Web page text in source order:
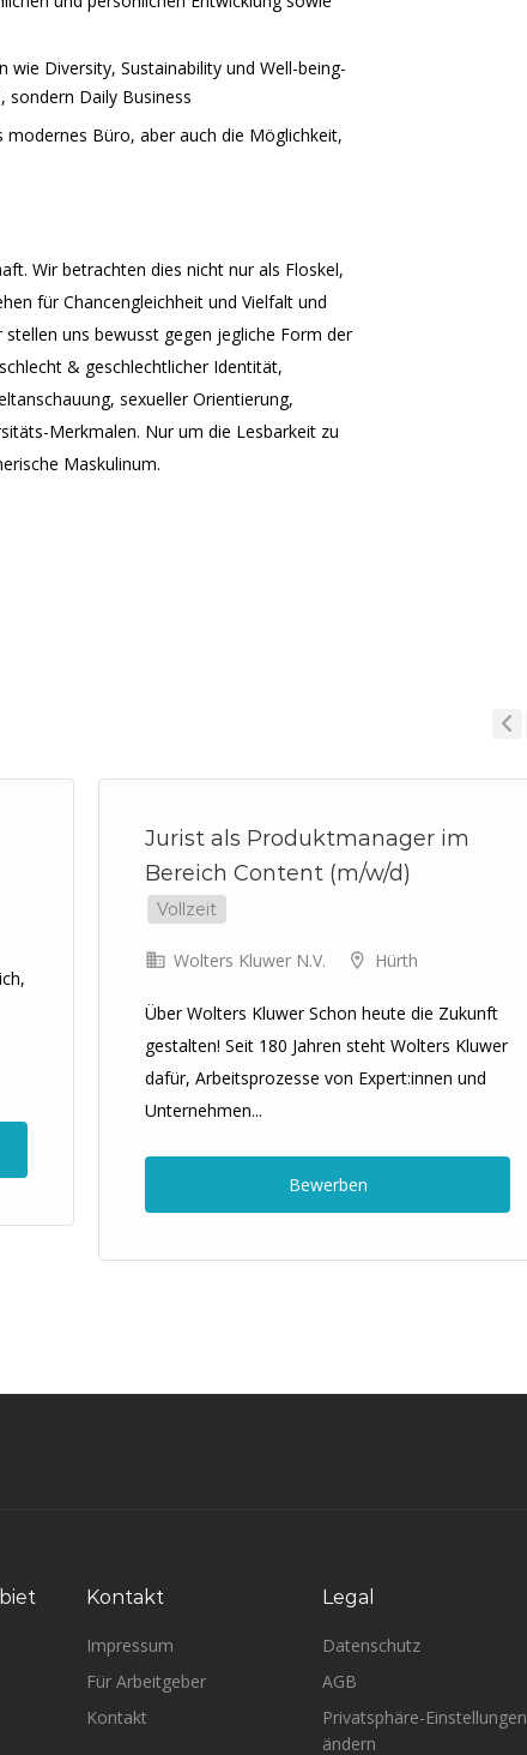
Diversity, Sustainability und Well-being-
sondern Daily Business
Büro, aber auch die Möglichkeit,
Wir betrachten dies nicht nur als Floskel,
für Chancengleichheit und Vielfalt und
uns bewusst gegen jegliche Form der
& geschlechtlicher Identität,
sexueller Orientierung,
Merkmalen. Nur um die Lesbarkeit zu
Maskulinum.
Jurist als Produktmanager im
Bereich Content (m/w/d)
Vollzeit
Wolters Kluwer N.V. Hürth
Über Wolters Kluwer Schon heute die Zukunft
gestalten! Seit 180 Jahren steht Wolters Kluwer
dafür, Arbeitsprozesse von Expert:innen und
Unternehmen...
Bewerben
Kontakt
Impressum
Für Arbeitgeber
Kontakt
Legal
Datenschutz
AGB
Privatsphäre-Einstellungen
ändern